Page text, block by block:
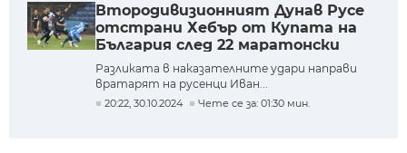
Втородивизионният Дунав Русе
отстрани Хебър от Купата на
България след 22 маратонски
дузпи
Разликата в наказателните удари направи
вратарят на русенци Иван...
20:22, 30.10.2024 Чете се за: 01:30 мин.